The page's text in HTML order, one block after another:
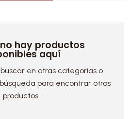
hay productos
aquí
en otras categorías o
para encontrar otros
productos.